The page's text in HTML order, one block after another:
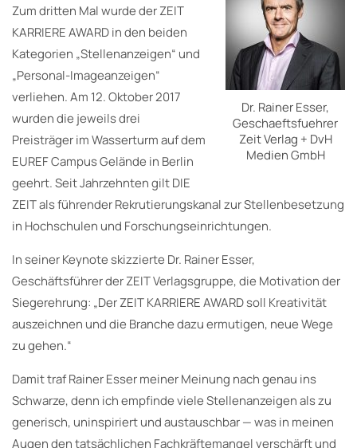
Dr. Rainer Esser,
Geschaeftsfuehrer
Zeit Verlag + DvH
Medien GmbH
Zum dritten Mal wurde der ZEIT
KARRIERE AWARD in den beiden
Kategorien „Stellenanzeigen“ und
„Personal-Imageanzeigen“
verliehen. Am 12. Oktober 2017
wurden die jeweils drei
Preisträger im Wasserturm auf dem
EUREF Campus Gelände in Berlin
geehrt. Seit Jahrzehnten gilt DIE
ZEIT als führender Rekrutierungskanal zur Stellenbesetzung
in Hochschulen und Forschungseinrichtungen.
In seiner Keynote skizzierte Dr. Rainer Esser,
Geschäftsführer der ZEIT Verlagsgruppe, die Motivation der
Siegerehrung: „Der ZEIT KARRIERE AWARD soll Kreativität
auszeichnen und die Branche dazu ermutigen, neue Wege
zu gehen.“
Damit traf Rainer Esser meiner Meinung nach genau ins
Schwarze, denn ich empfinde viele Stellenanzeigen als zu
generisch, uninspiriert und austauschbar — was in meinen
Augen den tatsächlichen Fachkräftemangel verschärft und